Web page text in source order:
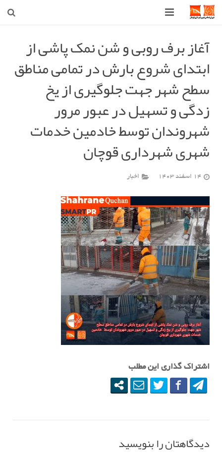
شورای اسلامی شهر قوچان
اخبار روز
قوچان
ارتباط با ما
آغاز برف روبی و شن نمک پاشی از
ابتدای شروع بارش در تمامی مناطق
سطح شهر جهت جلوگیری از یخ
زدگی و تسهیل در عبور مرور
شهروندان توسط خادمین خدمات
شهری شهرداری قوچان
14 اسفند 1403 اخبار
اشتراک گذاری این مطلب
دیدگاهتان را بنویسید